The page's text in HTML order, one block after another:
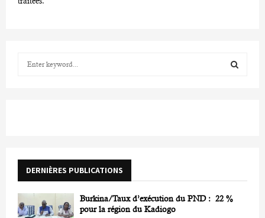
r
DERNIÈRES PUBLICATIONS
Burkina/Taux d’exécution du PND : 22 %
pour la région du Kadiogo